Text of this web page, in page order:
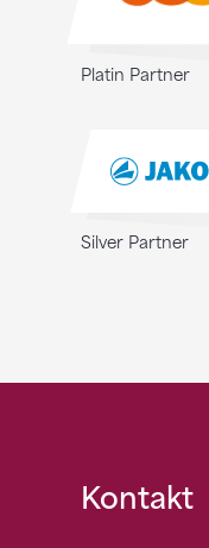
Platin Partner
Silver Partner
Kontakt